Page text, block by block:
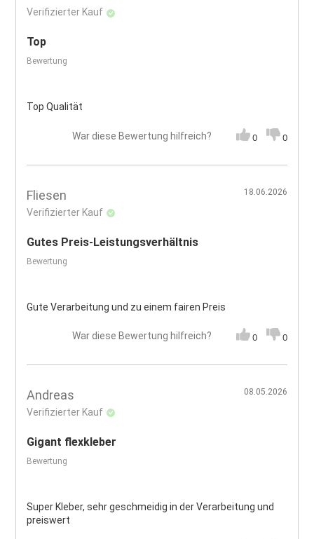
Verifizierter Kauf
Top
Bewertung
Top Qualität
War diese Bewertung hilfreich? 0 0
Fliesen
Verifizierter Kauf
18.06.2026
Gutes Preis-Leistungsverhältnis
Bewertung
Gute Verarbeitung und zu einem fairen Preis
War diese Bewertung hilfreich? 0 0
Andreas
Verifizierter Kauf
08.05.2026
Gigant flexkleber
Bewertung
Super Kleber, sehr geschmeidig in der Verarbeitung und
preiswert